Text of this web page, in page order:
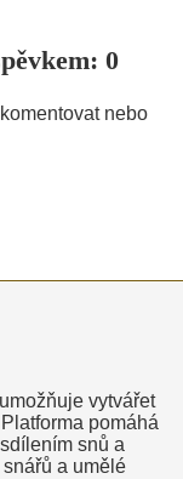
0
nebo
vytvářet
pomáhá
snů a
a umělé